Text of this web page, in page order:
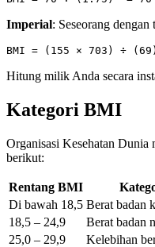
Imperial: Seseorang
Hitung milik Anda secara
Kategori BMI
Organisasi Kesehatan Dunia
berikut:
Rentang BMI
Di bawah 18,5 Berat badan
18,5 – 24,9
Berat badan
25,0 – 29,9
Kelebihan